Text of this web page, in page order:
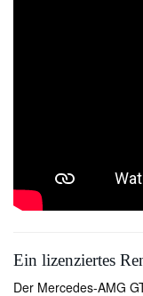
Ein lizenziertes
Der Mercedes-AMG